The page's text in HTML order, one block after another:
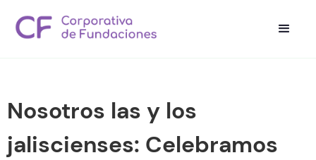
Nosotros las y los
jaliscienses: Celebramos